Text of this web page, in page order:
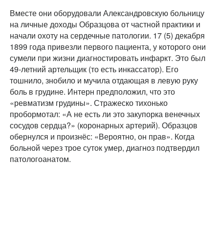
Вместе они оборудовали Александровскую больницу
на личные доходы Образцова от частной практики и
начали охоту на сердечные патологии. 17 (5) декабря
1899 года привезли первого пациента, у которого они
сумели при жизни диагностировать инфаркт. Это был
49-летний артельщик (то есть инкассатор). Его
тошнило, знобило и мучила отдающая в левую руку
боль в грудине. Интерн предположил, что это
«ревматизм грудины». Стражеско тихонько
пробормотал: «А не есть ли это закупорка венечных
сосудов сердца?» (коронарных артерий). Образцов
обернулся и произнёс: «Вероятно, он прав». Когда
больной через трое суток умер, диагноз подтвердил
патологоанатом.